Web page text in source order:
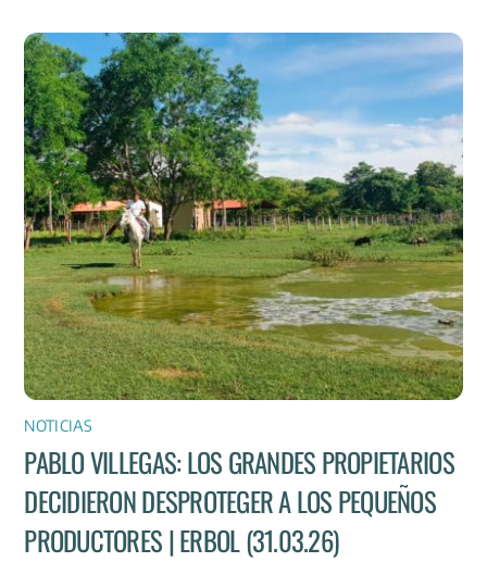
NOTICIAS
PABLO VILLEGAS: LOS GRANDES PROPIETARIOS
DECIDIERON DESPROTEGER A LOS PEQUEÑOS
PRODUCTORES | ERBOL (31.03.26)